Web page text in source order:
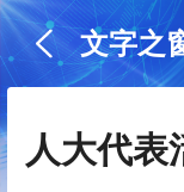
文字之
人大代表